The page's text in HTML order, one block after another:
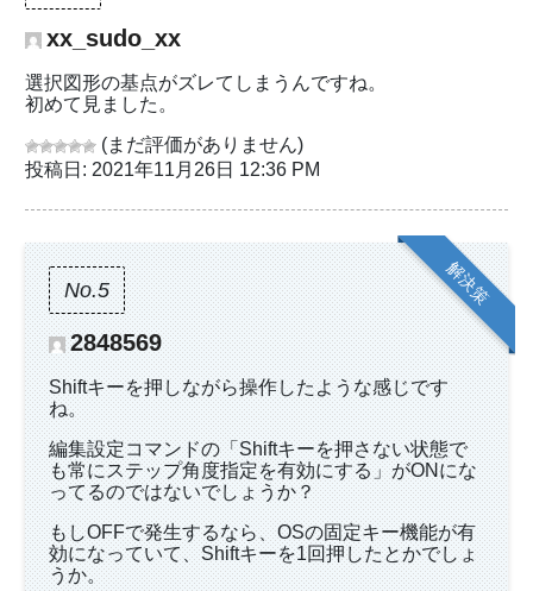
xx_sudo_xx
選択図形の基点がズレてしまうんですね。
初めて見ました。
(まだ評価がありません)
投稿日: 2021年11月26日 12:36 PM
No.5
2848569
Shiftキーを押しながら操作したような感じです
ね。
編集設定コマンドの「Shiftキーを押さない状態で
も常にステップ角度指定を有効にする」がONにな
ってるのではないでしょうか？
もしOFFで発生するなら、OSの固定キー機能が有
効になっていて、Shiftキーを1回押したとかでしょ
うか。
解決策